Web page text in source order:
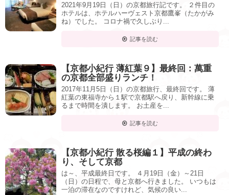
2021年9月19日（日）の京都旅行記です。 ２件目の
ホテルは、ホテルハーヴェスト京都鷹峯（たかがみ
ね）でした。 コロナ禍で久しぶり...
記事を読む
【京都小紀行 薄紅葉９】最終回：萬重
の京都全部盛りランチ！
2017年11月5日（日）の京都旅行、最終回です。 薄
紅葉の東福寺から１駅で京都駅へ戻り、新幹線に乗
るまで時間を潰します。 お土産を...
記事を読む
【京都小紀行 散る桜編１】平成の終わ
り、そして京都
は～、平成最終日です。 ４月19日（金）～21日
（日）の日程で、母と京都へ行きました。 いつもは
一泊の滞在なのですけれど、気候の良い...